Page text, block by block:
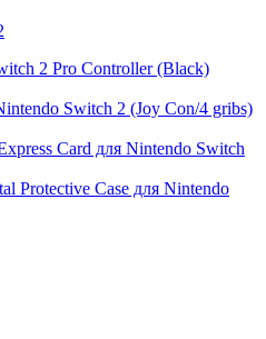
2 Pro Controller (Black)
Switch 2 (Joy Con/4 gribs)
Card для Nintendo Switch
Protective Case для Nintendo